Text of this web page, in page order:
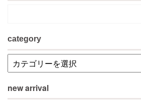
category
new arrival